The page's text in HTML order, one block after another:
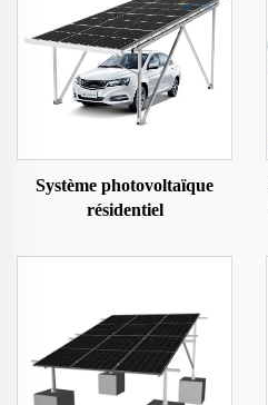
Système photovoltaïque
résidentiel